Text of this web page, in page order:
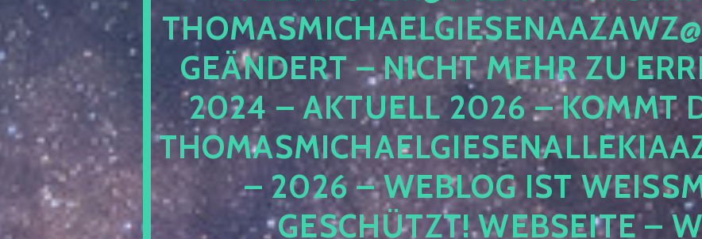
GEÄNDERT – NICHT MEHR ZU
2024 – AKTUELL 2026 – KOMMT
– 2026 – WEBLOG IST
ESCHÜTZT! WEBSEITE –